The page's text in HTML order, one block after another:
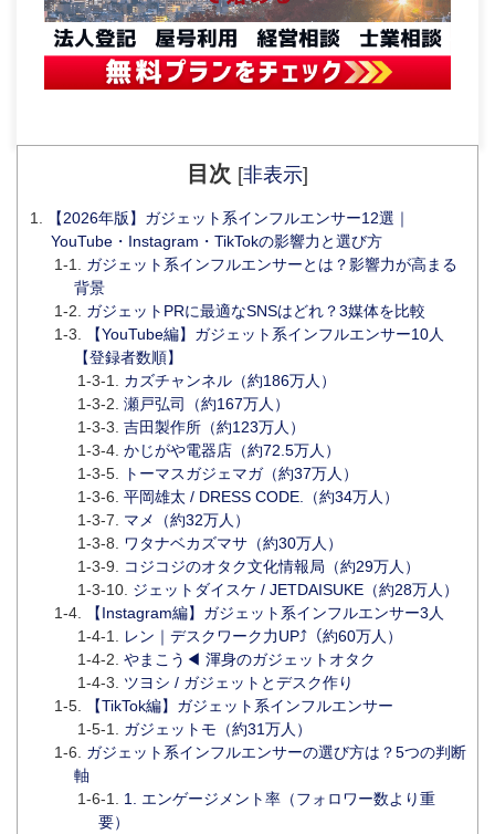
目次 [非表示]
【2026年版】ガジェット系インフルエンサー12選｜
YouTube・Instagram・TikTokの影響力と選び方
ガジェット系インフルエンサーとは？影響力が高まる
背景
ガジェットPRに最適なSNSはどれ？3媒体を比較
【YouTube編】ガジェット系インフルエンサー10人
【登録者数順】
カズチャンネル（約186万人）
瀬戸弘司（約167万人）
吉田製作所（約123万人）
かじがや電器店（約72.5万人）
トーマスガジェマガ（約37万人）
平岡雄太 / DRESS CODE.（約34万人）
マメ（約32万人）
ワタナベカズマサ（約30万人）
コジコジのオタク文化情報局（約29万人）
ジェットダイスケ / JETDAISUKE（約28万人）
【Instagram編】ガジェット系インフルエンサー3人
レン｜デスクワーク力UP⤴︎（約60万人）
やまこう◀︎ 渾身のガジェットオタク
ツヨシ / ガジェットとデスク作り
【TikTok編】ガジェット系インフルエンサー
ガジェットモ（約31万人）
ガジェット系インフルエンサーの選び方は？5つの判断
軸
1. エンゲージメント率（フォロワー数より重
要）